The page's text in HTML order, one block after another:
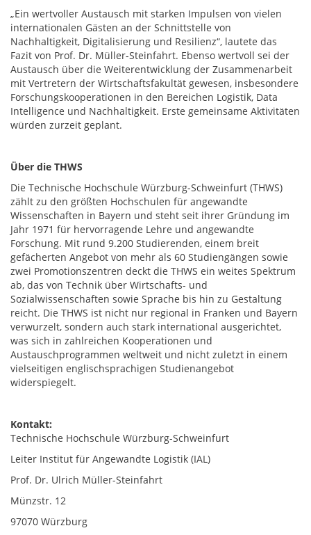
„Ein wertvoller Austausch mit starken Impulsen von vielen
internationalen Gästen an der Schnittstelle von
Nachhaltigkeit, Digitalisierung und Resilienz“, lautete das
Fazit von Prof. Dr. Müller-Steinfahrt. Ebenso wertvoll sei der
Austausch über die Weiterentwicklung der Zusammenarbeit
mit Vertretern der Wirtschaftsfakultät gewesen, insbesondere
Forschungskooperationen in den Bereichen Logistik, Data
Intelligence und Nachhaltigkeit. Erste gemeinsame Aktivitäten
würden zurzeit geplant.
Über die THWS
Die Technische Hochschule Würzburg-Schweinfurt (THWS)
zählt zu den größten Hochschulen für angewandte
Wissenschaften in Bayern und steht seit ihrer Gründung im
Jahr 1971 für hervorragende Lehre und angewandte
Forschung. Mit rund 9.200 Studierenden, einem breit
gefächerten Angebot von mehr als 60 Studiengängen sowie
zwei Promotionszentren deckt die THWS ein weites Spektrum
ab, das von Technik über Wirtschafts- und
Sozialwissenschaften sowie Sprache bis hin zu Gestaltung
reicht. Die THWS ist nicht nur regional in Franken und Bayern
verwurzelt, sondern auch stark international ausgerichtet,
was sich in zahlreichen Kooperationen und
Austauschprogrammen weltweit und nicht zuletzt in einem
vielseitigen englischsprachigen Studienangebot
widerspiegelt.
Kontakt:
Technische Hochschule Würzburg-Schweinfurt
Leiter Institut für Angewandte Logistik (IAL)
Prof. Dr. Ulrich Müller-Steinfahrt
Münzstr. 12
97070 Würzburg